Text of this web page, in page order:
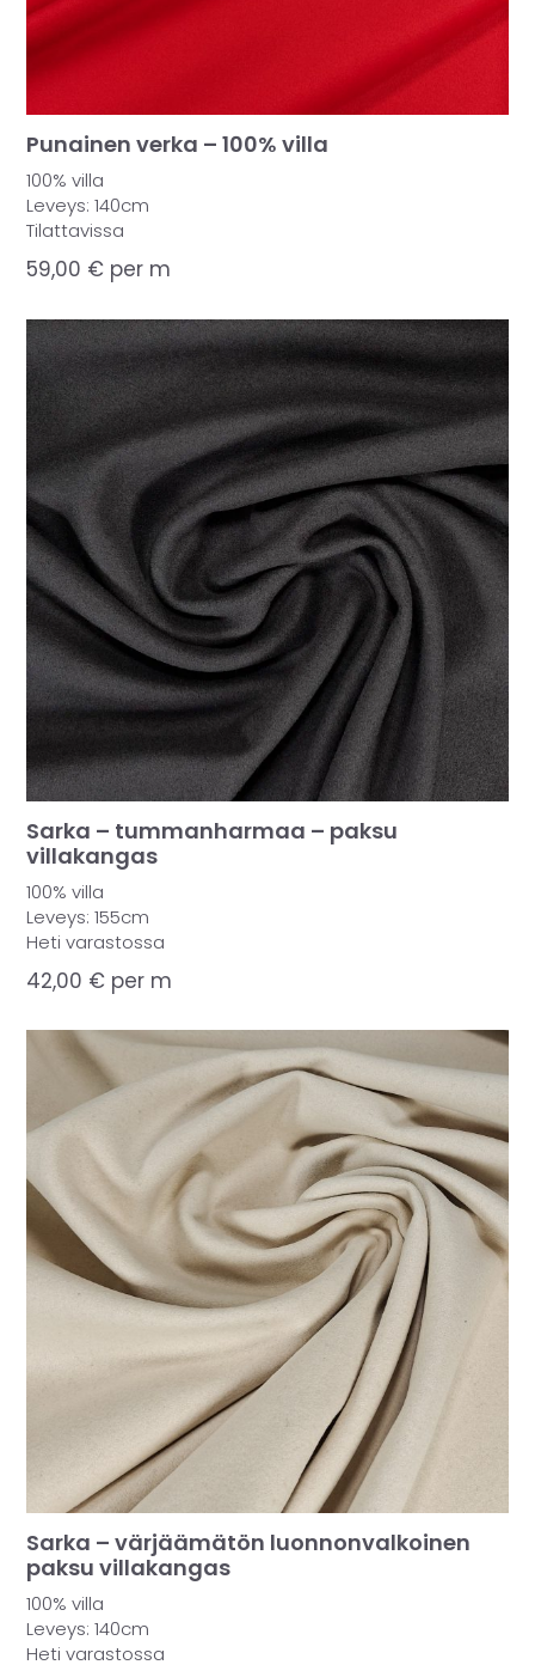
Punainen verka – 100% villa
100% villa
Leveys: 140cm
Tilattavissa
59,00 € per m
Sarka – tummanharmaa – paksu
villakangas
100% villa
Leveys: 155cm
Heti varastossa
42,00 € per m
Sarka – värjäämätön luonnonvalkoinen
paksu villakangas
100% villa
Leveys: 140cm
Heti varastossa